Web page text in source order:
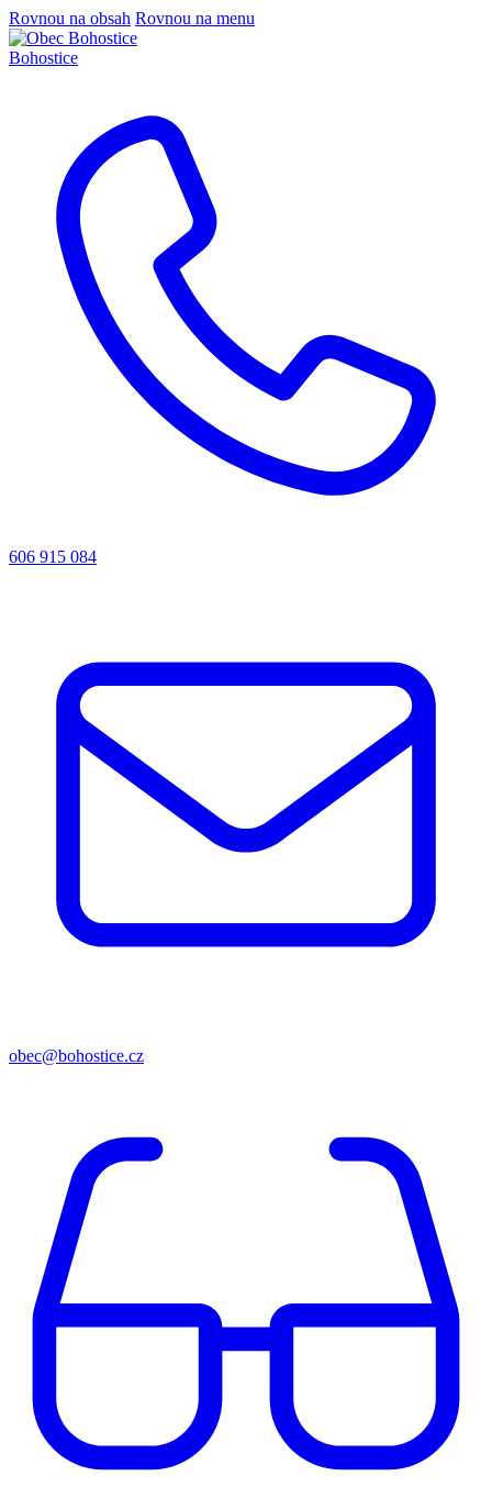
Rovnou na obsah Rovnou na menu
Bohostice
606 915 084
obec@bohostice.cz